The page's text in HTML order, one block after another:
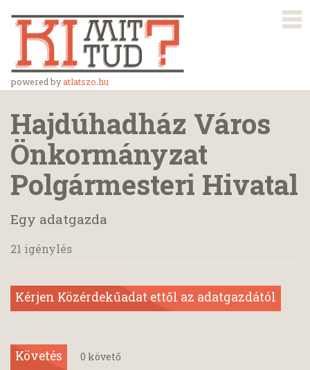
powered byatlatszo.hu
Hajdúhadház Város
Önkormányzat
Polgármesteri Hivatal
Egy adatgazda
21 igénylés
Kérjen Közérdekűadat ettől az adatgazdától
Követés 0 követő